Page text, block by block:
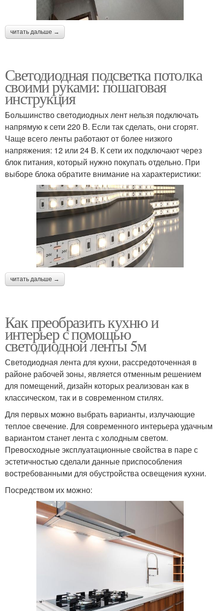
читать дальше →
Светодиодная подсветка потолка
своими руками: пошаговая
инструкция
Большинство светодиодных лент нельзя подключать
напрямую к сети 220 В. Если так сделать, они сгорят.
Чаще всего ленты работают от более низкого
напряжения: 12 или 24 В. К сети их подключают через
блок питания, который нужно покупать отдельно. При
выборе блока обратите внимание на характеристики:
читать дальше →
Как преобразить кухню и
интерьер с помощью
светодиодной ленты 5м
Светодиодная лента для кухни, рассредоточенная в
районе рабочей зоны, является отменным решением
для помещений, дизайн которых реализован как в
классическом, так и в современном стилях.
Для первых можно выбрать варианты, излучающие
теплое свечение. Для современного интерьера удачным
вариантом станет лента с холодным светом.
Превосходные эксплуатационные свойства в паре с
эстетичностью сделали данные приспособления
востребованными для обустройства освещения кухни.
Посредством их можно: